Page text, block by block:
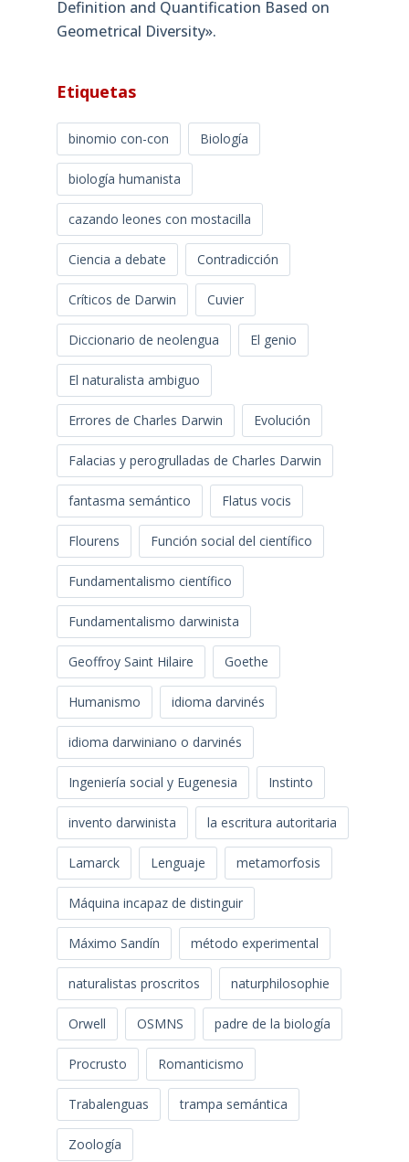
Definition and Quantification Based on
Geometrical Diversity»​.
Etiquetas
binomio con-con Biología
biología humanista
cazando leones con mostacilla
Ciencia a debate Contradicción
Críticos de Darwin Cuvier
Diccionario de neolengua El genio
El naturalista ambiguo
Errores de Charles Darwin Evolución
Falacias y perogrulladas de Charles Darwin
fantasma semántico Flatus vocis
Flourens Función social del científico
Fundamentalismo científico
Fundamentalismo darwinista
Geoffroy Saint Hilaire Goethe
Humanismo idioma darvinés
idioma darwiniano o darvinés
Ingeniería social y Eugenesia Instinto
invento darwinista la escritura autoritaria
Lamarck Lenguaje metamorfosis
Máquina incapaz de distinguir
Máximo Sandín método experimental
naturalistas proscritos naturphilosophie
Orwell OSMNS padre de la biología
Procrusto Romanticismo
Trabalenguas trampa semántica
Zoología